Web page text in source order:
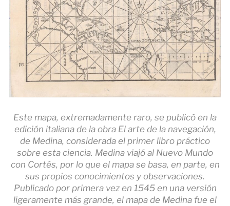
Este mapa, extremadamente raro, se publicó en la
edición italiana de la obra El arte de la navegación,
de Medina, considerada el primer libro práctico
sobre esta ciencia. Medina viajó al Nuevo Mundo
con Cortés, por lo que el mapa se basa, en parte, en
sus propios conocimientos y observaciones.
Publicado por primera vez en 1545 en una versión
ligeramente más grande, el mapa de Medina fue el